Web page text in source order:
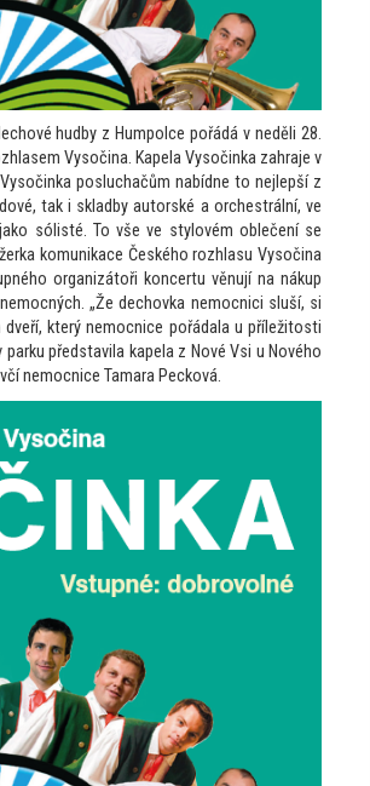
hudby z Humpolce pořádá v neděli 28.
Vysočina. Kapela Vysočinka zahraje v
posluchačům nabídne to nejlepší z
tak i skladby autorské a orchestrální, ve
sólisté. To vše ve stylovém oblečení se
komunikace Českého rozhlasu Vysočina
organizátoři koncertu věnují na nákup
„Že dechovka nemocnici sluší, si
který nemocnice pořádala u příležitosti
představila kapela z Nové Vsi u Nového
nemocnice Tamara Pecková.